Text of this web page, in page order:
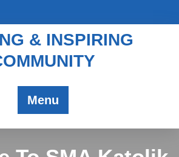
& INSPIRING
Menu